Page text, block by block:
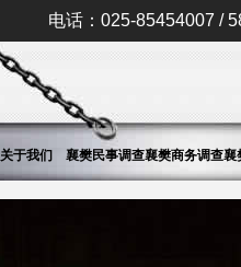
电话：025-85454007 /
关于我们 襄樊民事调查襄樊商务调查襄